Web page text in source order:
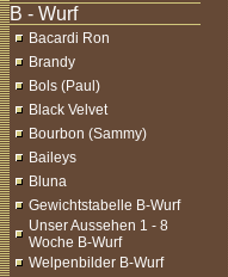
Bacardi Ron
Brandy
Bols (Paul)
Black Velvet
Bourbon (Sammy)
Baileys
Bluna
Gewichtstabelle B-Wurf
Unser Aussehen 1 - 8
Woche B-Wurf
Welpenbilder B-Wurf